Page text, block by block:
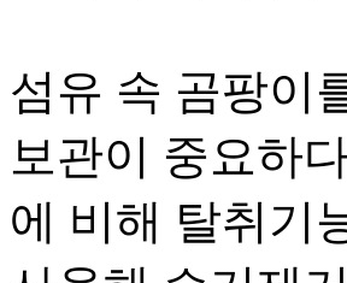
섬유 속 곰팡이
보관이 중요하
에 비해 탈취기